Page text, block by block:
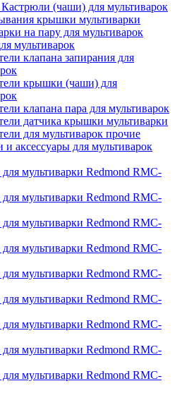
Кастрюли (чаши) для мультиварок
крышки мультиварки
на пару для мультиварок
мультиварок
клапана запирания для
крышки (чаши) для
клапана пара для мультиварок
датчика крышки мультиварки
для мультиварок прочие
и аксессуары для мультиварок
для мультиварки Redmond RMC-
для мультиварки Redmond RMC-
для мультиварки Redmond RMC-
для мультиварки Redmond RMC-
для мультиварки Redmond RMC-
для мультиварки Redmond RMC-
для мультиварки Redmond RMC-
для мультиварки Redmond RMC-
для мультиварки Redmond RMC-